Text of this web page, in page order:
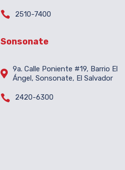
 2510-7400
Sonsonate
 9a. Calle Poniente #19, Barrio El
Ángel, Sonsonate, El Salvador
 2420-6300